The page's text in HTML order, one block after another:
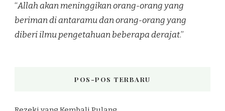
“Allah akan meninggikan orang-orang yang
beriman di antaramu dan orang-orang yang
diberi ilmu pengetahuan beberapa derajat.”
POS-POS TERBARU